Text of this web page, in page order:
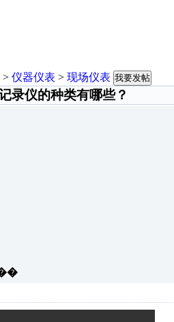
> 仪器仪表 > 现场仪表 我要发帖
录仪的种类有哪些？